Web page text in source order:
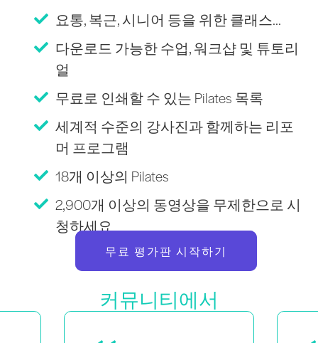
요통, 복근, 시니어 등을 위한 클래스...
다운로드 가능한 수업, 워크샵 및 튜토리
얼
무료로 인쇄할 수 있는 Pilates 목록
세계적 수준의 강사진과 함께하는 리포
머 프로그램
18개 이상의 Pilates
2,900개 이상의 동영상을 무제한으로 시
청하세요
무료 평가판 시작하기
커뮤니티에서